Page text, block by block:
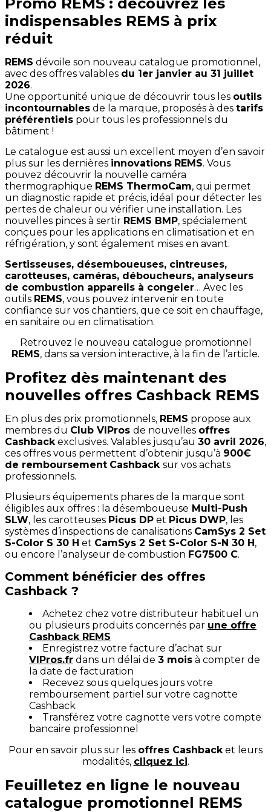
Promo REMS : découvrez les
indispensables REMS à prix
réduit
REMS dévoile son nouveau catalogue promotionnel,
avec des offres valables du 1er janvier au 31 juillet
2026.
Une opportunité unique de découvrir tous les outils
incontournables de la marque, proposés à des tarifs
préférentiels pour tous les professionnels du
bâtiment !
Le catalogue est aussi un excellent moyen d’en savoir
plus sur les dernières innovations REMS. Vous
pouvez découvrir la nouvelle caméra
thermographique REMS ThermoCam, qui permet
un diagnostic rapide et précis, idéal pour détecter les
pertes de chaleur ou vérifier une installation. Les
nouvelles pinces à sertir REMS BMP, spécialement
conçues pour les applications en climatisation et en
réfrigération, y sont également mises en avant.
Sertisseuses, désemboueuses, cintreuses,
carotteuses, caméras, déboucheurs, analyseurs
de combustion appareils à congeler… Avec les
outils REMS, vous pouvez intervenir en toute
confiance sur vos chantiers, que ce soit en chauffage,
en sanitaire ou en climatisation.
Retrouvez le nouveau catalogue promotionnel
REMS, dans sa version interactive, à la fin de l’article.
Profitez dès maintenant des
nouvelles offres Cashback REMS
En plus des prix promotionnels, REMS propose aux
membres du Club VIPros de nouvelles offres
Cashbackexclusives. Valables jusqu’au 30 avril 2026,
ces offres vous permettent d’obtenir jusqu’à 900€
de remboursement Cashback sur vos achats
professionnels.
Plusieurs équipements phares de la marque sont
éligibles aux offres : la désemboueuse Multi-Push
SLW, les carotteuses Picus DP et Picus DWP, les
systèmes d’inspections de canalisations CamSys 2 Set
S-Color S 30 H et CamSys 2 Set S-Color S-N 30 H ,
ou encore l’analyseur de combustion FG7500 C.
Comment bénéficier des offres
Cashback ?
Achetez chez votre distributeur habituel un
ou plusieurs produits concernés par une offre
Cashback REMS
Enregistrez votre facture d’achat sur
VIPros.fr dans un délai de 3 mois à compter de
la date de facturation
Recevez sous quelques jours votre
remboursement partiel sur votre cagnotte
Cashback
Transférez votre cagnotte vers votre compte
bancaire professionnel
Pour en savoir plus sur les offres Cashbacket leurs
modalités, cliquez ici.
Feuilletez en ligne le nouveau
catalogue promotionnel REMS